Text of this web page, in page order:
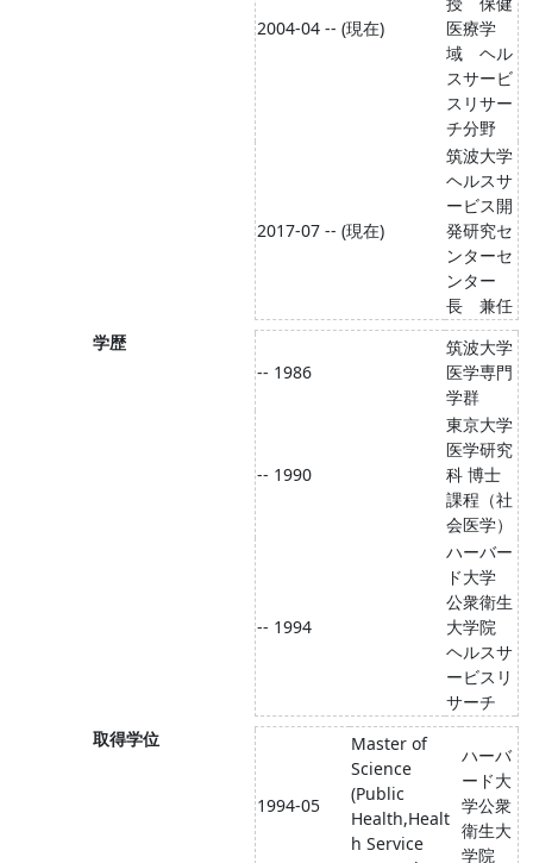
2004-04 -- (現在)
医療学
域 ヘル
スサービ
スリサー
チ分野
2017-07 -- (現在)
筑波大学
ヘルスサ
ービス開
発研究セ
ンターセ
ンター
長 兼任
学歴
-- 1986
筑波大学
医学専門
学群
-- 1990
東京大学
医学研究
科 博士
課程（社
会医学）
-- 1994
ハーバー
ド大学
公衆衛生
大学院
ヘルスサ
ービスリ
サーチ
取得学位
1994-05
Master of
Science
(Public
Health,Healt
h Service
ハーバ
ード大
学公衆
衛生大
学院